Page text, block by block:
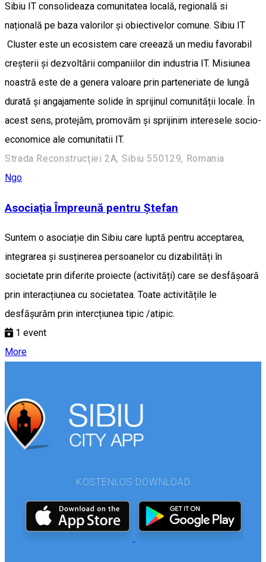
Sibiu IT consolideaza comunitatea locală, regională si
națională pe baza valorilor și obiectivelor comune. Sibiu IT
Cluster este un ecosistem care creează un mediu favorabil
creșterii și dezvoltării companiilor din industria IT. Misiunea
noastră este de a genera valoare prin parteneriate de lungă
durată și angajamente solide în sprijinul comunității locale. În
acest sens, protejăm, promovăm și sprijinim interesele socio-
economice ale comunitatii IT.
Strada Reconstrucției 2A, Sibiu 550129, Romania
Ngo
Asociația Împreună pentru Ștefan
Suntem o asociație din Sibiu care luptă pentru acceptarea,
integrarea și susținerea persoanelor cu dizabilități în
societate prin diferite proiecte (activități) care se desfășoară
prin interacțiunea cu societatea. Toate activitățile le
desfășurăm prin intercțiunea tipic /atipic.
1 event
More
KOSTENLOS DOWNLOAD